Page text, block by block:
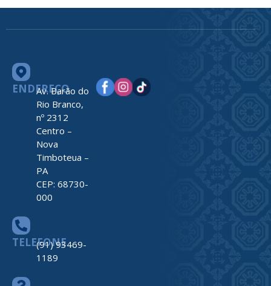
ENDEREÇO
Av. Barão do
Rio Branco,
nº 2312
Centro –
Nova
Timboteua –
PA
CEP: 68730-
000
TELEFONE
(91) 93469-
1189